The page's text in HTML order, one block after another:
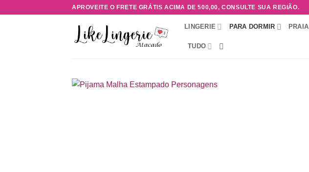
APROVEITE O FRETE GRÁTIS ACIMA DE 500,00, CONSULTE SUA REGIÃO.
LINGERIE PARA DORMIR PRAIA
TUDO